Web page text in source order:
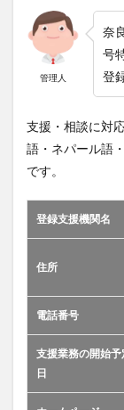
管理人
奈
号
登
支援・相談に対
語・ネパール語
です。
登録支援機関名
住所
電話番号
支援業務の開始予
日